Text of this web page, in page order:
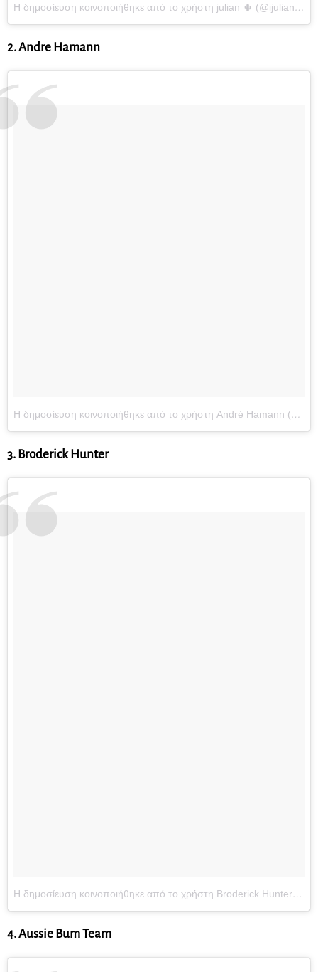
Η δημοσίευση κοινοποιήθηκε από το χρήστη julian 🌵 (@ijulian_)
2. Andre Hamann
Η δημοσίευση κοινοποιήθηκε από το χρήστη André Hamann (@andrehamann)
3. Broderick Hunter
Η δημοσίευση κοινοποιήθηκε από το χρήστη Broderick Hunter (@broderickhunter)
4. Aussie Bum Team